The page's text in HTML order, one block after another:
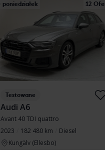
poniedziałek 12
Testowane
Audi A6
Avant 40 TDI quattro
2023
182 480 km
Diesel
Kungälv (Ellesbo)